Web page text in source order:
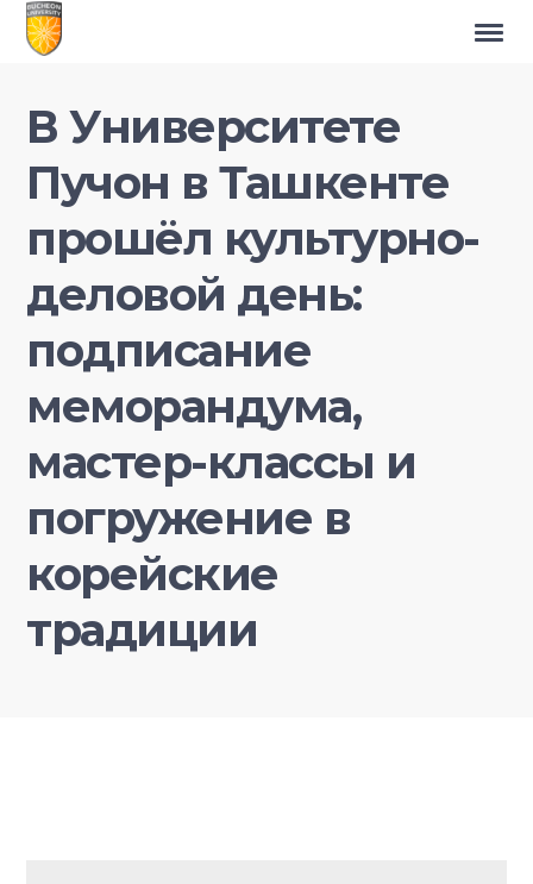
В Университете
Пучон в Ташкенте
прошёл культурно-
деловой день:
подписание
меморандума,
мастер-классы и
погружение в
корейские
традиции